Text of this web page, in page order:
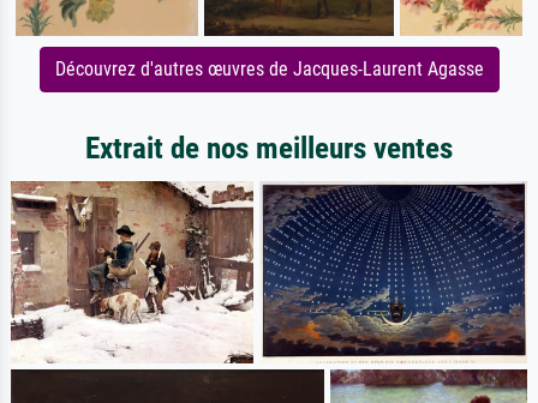
Découvrez d'autres œuvres de Jacques-Laurent Agasse
Extrait de nos meilleurs ventes